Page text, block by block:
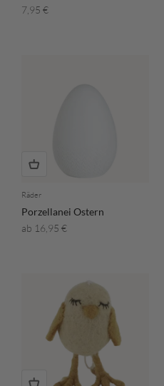
Angebot
7,95 €
Räder
Porzellanei Ostern
Angebot
ab 16,95 €